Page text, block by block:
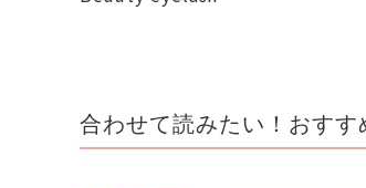
合わせて読みたい！おすす